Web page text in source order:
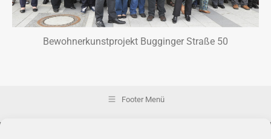
Bewohnerkunstprojekt Bugginger Straße 50
Footer Menü